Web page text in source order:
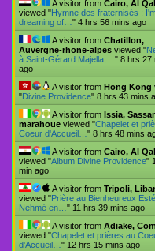
A visitor from Cairo, Al
viewed "Hymne des fraternisés :
dreaming of… " 4 hrs 56 mins ago
A visitor from Chatillon,
Auvergne-rhone-alpes viewed "
à Saint-Gérard Majella,… " 8 hrs 27
ago
A visitor from Hong Kong
"Divine Providence" 8 hrs 43 mins
A visitor from Issia,
marahoue viewed "Chapelet et
Coeur d'Accueil… " 8 hrs 48 mins
A visitor from Cairo, Al
viewed "Album Divine Providence"
min ago
A visitor from Tripoli,
viewed "Prière au Bienheureux
Nehmé en… " 11 hrs 39 mins ago
A visitor from Adiake,
viewed "Chapelet et prières au
d'Accueil… " 12 hrs 15 mins ago